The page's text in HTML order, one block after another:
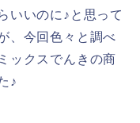
いいのに♪と思って
、今回色々と調べ
ックスでんきの商
♪